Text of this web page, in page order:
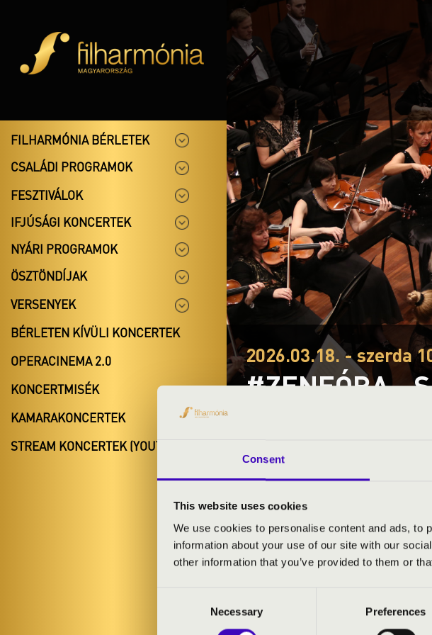
Consent
This website uses cookies
We use cookies to personalise content and ads, to
information about your use of our site with our
other information that you’ve provided to them or
Necessary Preferences
FILHARMÓNIA BÉRLETEK
CSALÁDI PROGRAMOK
FESZTIVÁLOK
IFJÚSÁGI KONCERTEK
NYÁRI PROGRAMOK
ÖSZTÖNDÍJAK
VERSENYEK
BÉRLETEN KÍVÜLI KONCERTEK
OPERACINEMA 2.0
KONCERTMISÉK
KAMARAKONCERTEK
STREAM KONCERTEK (YOUTUBE)
2026.03.18. - szerda
#ZENEÓRA -
BÉRLET- ÉS JEGYÁRAK
ELŐADÓK:
Miskolci Szimfonikus Zenekar